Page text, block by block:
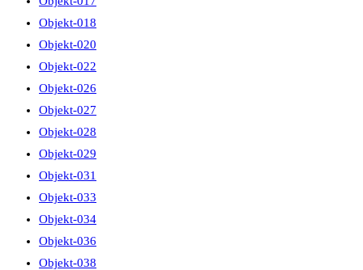
Objekt-018
Objekt-020
Objekt-022
Objekt-026
Objekt-027
Objekt-028
Objekt-029
Objekt-031
Objekt-033
Objekt-034
Objekt-036
Objekt-038